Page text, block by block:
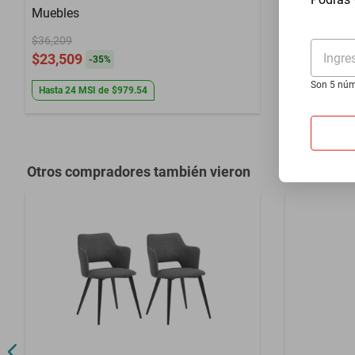
Son 5
Muebles
$36,209
$23,509 -35%
Hasta 24 MSI de $979.54
Maciza
$4099
$3299 - 19
Hasta3 MSI
Otros compradores también vieron